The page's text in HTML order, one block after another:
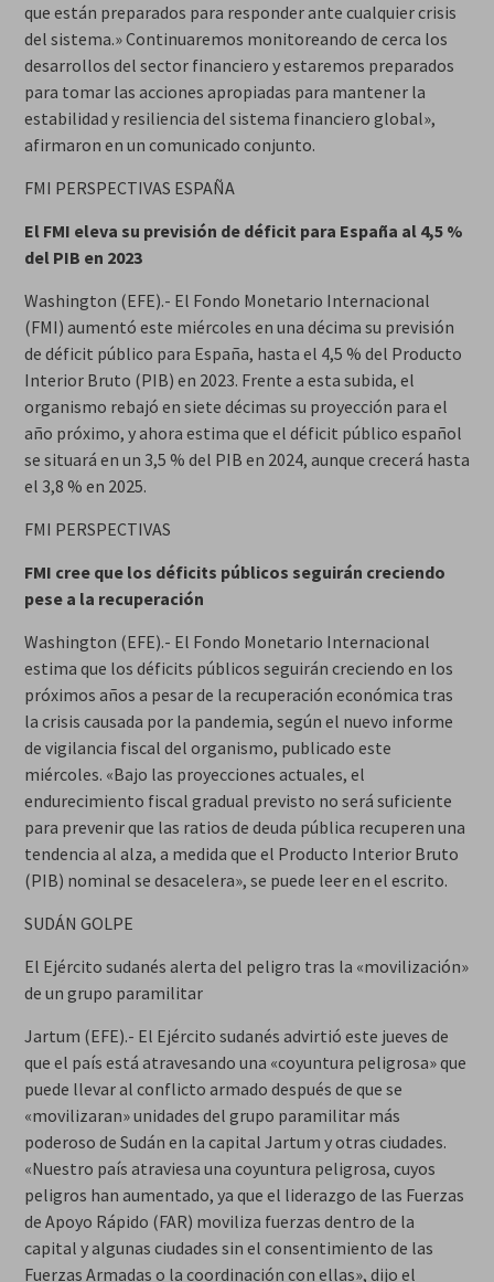
que están preparados para responder ante cualquier crisis
del sistema.» Continuaremos monitoreando de cerca los
desarrollos del sector financiero y estaremos preparados
para tomar las acciones apropiadas para mantener la
estabilidad y resiliencia del sistema financiero global»,
afirmaron en un comunicado conjunto.
FMI PERSPECTIVAS ESPAÑA
El FMI eleva su previsión de déficit para España al 4,5 %
del PIB en 2023
Washington (EFE).- El Fondo Monetario Internacional
(FMI) aumentó este miércoles en una décima su previsión
de déficit público para España, hasta el 4,5 % del Producto
Interior Bruto (PIB) en 2023. Frente a esta subida, el
organismo rebajó en siete décimas su proyección para el
año próximo, y ahora estima que el déficit público español
se situará en un 3,5 % del PIB en 2024, aunque crecerá hasta
el 3,8 % en 2025.
FMI PERSPECTIVAS
FMI cree que los déficits públicos seguirán creciendo
pese a la recuperación
Washington (EFE).- El Fondo Monetario Internacional
estima que los déficits públicos seguirán creciendo en los
próximos años a pesar de la recuperación económica tras
la crisis causada por la pandemia, según el nuevo informe
de vigilancia fiscal del organismo, publicado este
miércoles. «Bajo las proyecciones actuales, el
endurecimiento fiscal gradual previsto no será suficiente
para prevenir que las ratios de deuda pública recuperen una
tendencia al alza, a medida que el Producto Interior Bruto
(PIB) nominal se desacelera», se puede leer en el escrito.
SUDÁN GOLPE
El Ejército sudanés alerta del peligro tras la «movilización»
de un grupo paramilitar
Jartum (EFE).- El Ejército sudanés advirtió este jueves de
que el país está atravesando una «coyuntura peligrosa» que
puede llevar al conflicto armado después de que se
«movilizaran» unidades del grupo paramilitar más
poderoso de Sudán en la capital Jartum y otras ciudades.
«Nuestro país atraviesa una coyuntura peligrosa, cuyos
peligros han aumentado, ya que el liderazgo de las Fuerzas
de Apoyo Rápido (FAR) moviliza fuerzas dentro de la
capital y algunas ciudades sin el consentimiento de las
Fuerzas Armadas o la coordinación con ellas», dijo el